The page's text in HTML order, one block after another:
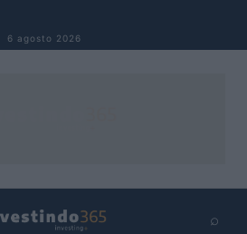
6 agosto 2026
⌕